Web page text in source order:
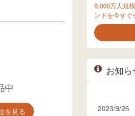
中
を見る
6,000万人規
ンドを今すぐ
お知ら
2023/9/26